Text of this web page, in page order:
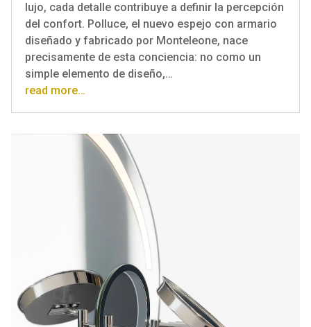
lujo, cada detalle contribuye a definir la percepción
del confort. Polluce, el nuevo espejo con armario
diseñado y fabricado por Monteleone, nace
precisamente de esta conciencia: no como un
simple elemento de diseño,…
read more…